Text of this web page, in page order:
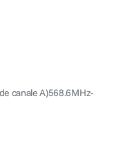
canale A)568.6MHz-